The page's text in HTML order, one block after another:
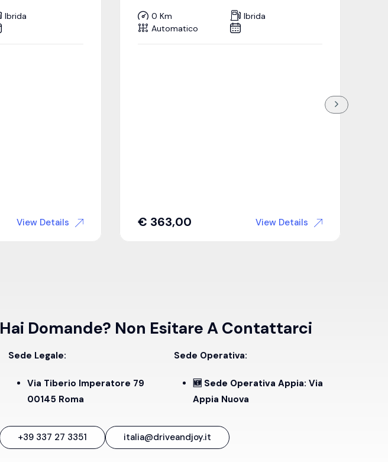
Ibrida
View Details
0 Km
Ibrida
Automatico
€ 363,00 View Details
Hai Domande? Non Esitare A Contattarci
Sede Legale:
Via Tiberio Imperatore 79
00145 Roma
Sede Operativa:
🆕 Sede Operativa Appia: Via
Appia Nuova
+39 337 27 3351 italia@driveandjoy.it